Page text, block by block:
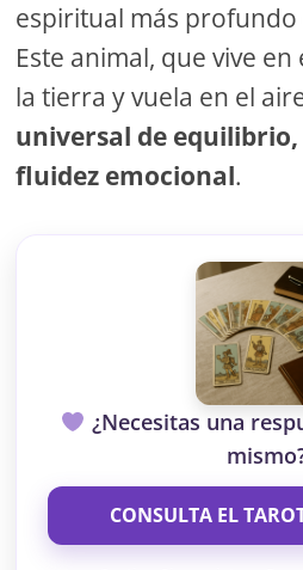
espiritual más profundo
Este animal, que vive
la tierra y vuela en el
universal de
fluidez emocional.
¿Necesitas una
CONSULTA EL